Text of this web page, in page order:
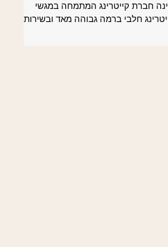
חברת קייטרינג המתמחה במגשי
חלבי ברמה גבוהה מאד ובשירות